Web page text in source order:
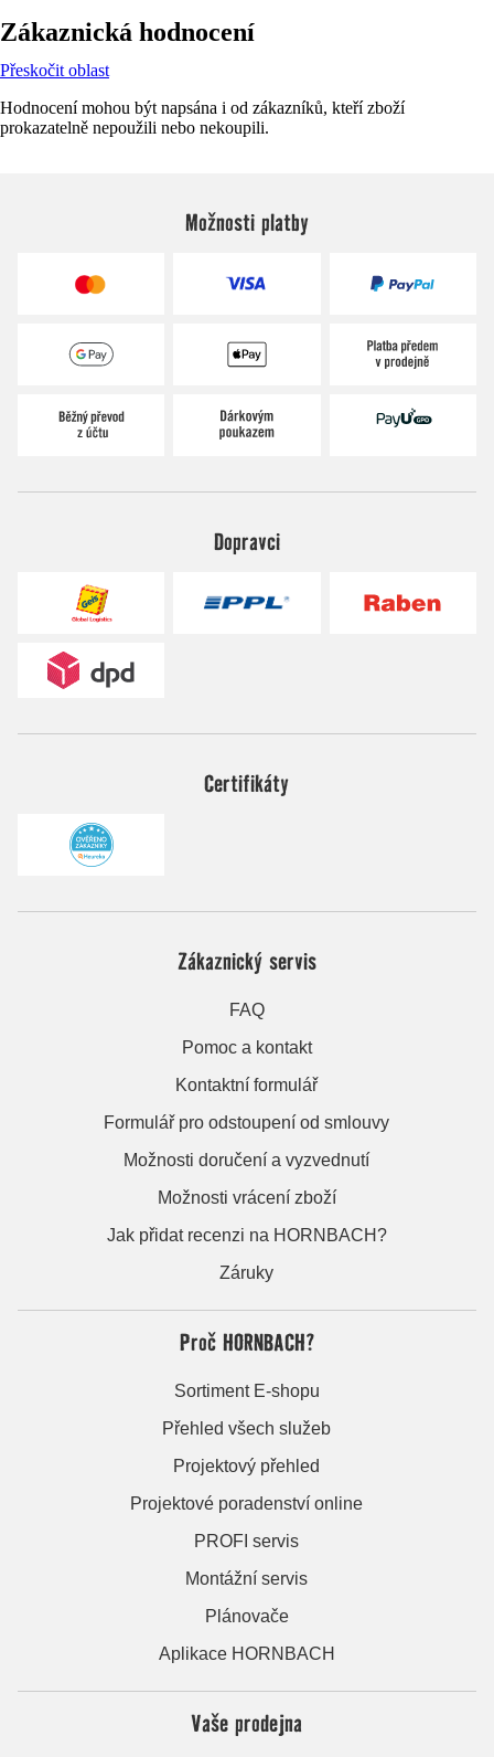
Zákaznická hodnocení
Přeskočit oblast
Hodnocení mohou být napsána i od zákazníků, kteří zboží
prokazatelně nepoužili nebo nekoupili.
Možnosti platby
Dopravci
Certifikáty
Zákaznický servis
FAQ
Pomoc a kontakt
Kontaktní formulář
Formulář pro odstoupení od smlouvy
Možnosti doručení a vyzvednutí
Možnosti vrácení zboží
Jak přidat recenzi na HORNBACH?
Záruky
Proč HORNBACH?
Sortiment E-shopu
Přehled všech služeb
Projektový přehled
Projektové poradenství online
PROFI servis
Montážní servis
Plánovače
Aplikace HORNBACH
Vaše prodejna